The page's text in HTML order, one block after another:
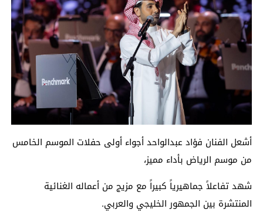
أشعل الفنان فؤاد عبدالواحد أجواء أولى حفلات الموسم الخامس
من موسم الرياض بأداء مميز،
شهد تفاعلاً جماهيرياً كبيراً مع مزيج من أعماله الغنائية
المنتشرة بين الجمهور الخليجي والعربي.